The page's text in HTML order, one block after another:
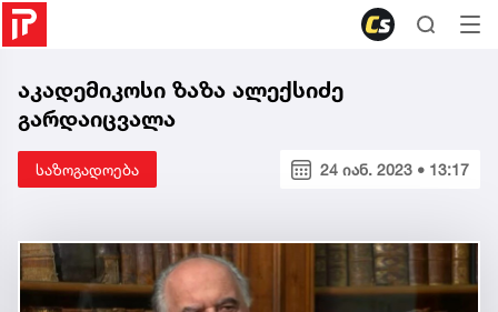
აკადემიკოსი ზაზა ალექსიძე
გარდაიცვალა
საზოგადოება 24 იან. 2023 • 13:17